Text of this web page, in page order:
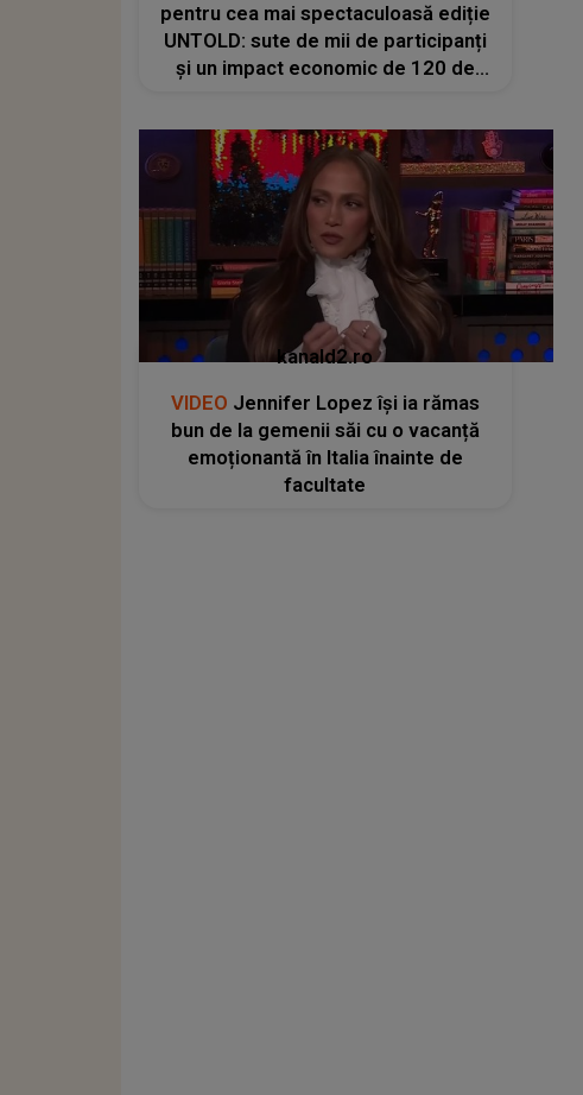
pentru cea mai spectaculoasă ediție
UNTOLD: sute de mii de participanți
și un impact economic de 120 de
kanald2.ro
VIDEO Jennifer Lopez își ia rămas
bun de la gemenii săi cu o vacanță
emoționantă în Italia înainte de
facultate